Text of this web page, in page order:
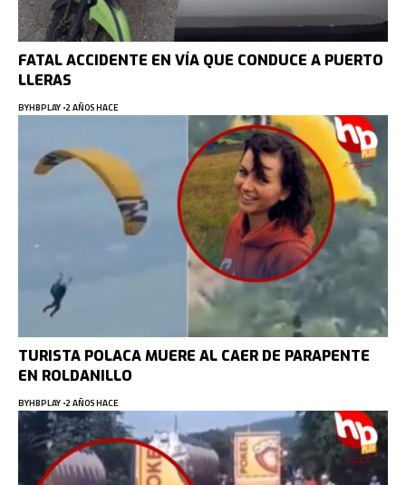
FATAL ACCIDENTE EN VÍA QUE CONDUCE A PUERTO
LLERAS
BYHBPLAY 2 AÑOS HACE
TURISTA POLACA MUERE AL CAER DE PARAPENTE
EN ROLDANILLO
BYHBPLAY 2 AÑOS HACE